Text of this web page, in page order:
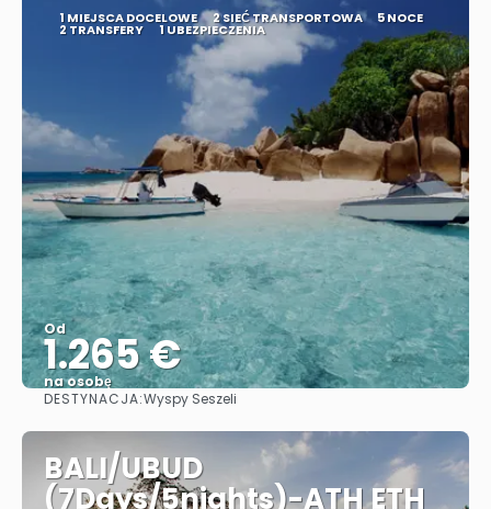
1 MIEJSCA DOCELOWE 2 SIEĆ TRANSPORTOWA 5 NOCE
2 TRANSFERY 1 UBEZPIECZENIA
Od
1.265 €
na osobę
Zobacz
DESTYNACJA:Wyspy Seszeli
BALI/UBUD
(7Days/5nights)-ATH ETH